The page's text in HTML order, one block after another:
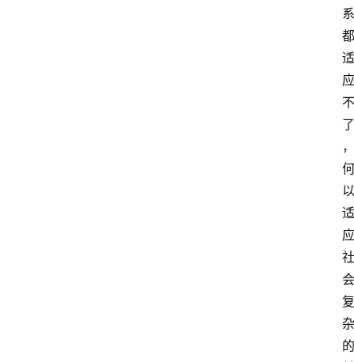
系
都
适
应
不
了
，
何
以
适
应
社
会
复
杂
的